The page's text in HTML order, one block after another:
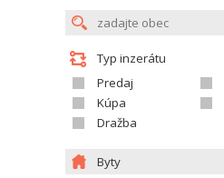
Typ inzerátu
Predaj
Kúpa
Dražba
Byty